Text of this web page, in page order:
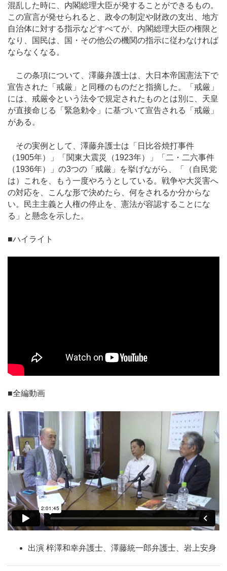
混乱した時に、内閣総理大臣が発することができるもの。
この宣言が発せられると、政令の制定や財政の支出、地方
自治体に対する指示などすべてが、内閣総理大臣の権限と
なり、国民は、国・その他公の機関の指示に従わなければ
ならなくなる。
この条項について、澤藤弁護士は、大日本帝国憲法下で
宣告された「戒厳」と同種のものだと指摘した。「戒厳」
には、戒厳令という法令で規定されたものとは別に、天皇
が直接命じる「緊急勅令」に基づいて宣告される「戒厳」
がある。
その実例として、澤藤弁護士は「日比谷焼打事件
（1905年）」「関東大震災（1923年）」「二・二六事件
（1936年）」の3つの「戒厳」を挙げながら、「（自民党
は）これを、もう一度やろうとしている。戦争や大災害へ
の対応を、こんな形で決めたら、何をされるか分からな
い。民主主義と人権の停止を、憲法が容認することにな
る」と懸念を示した。
■ハイライト
■全編動画
出演 梓澤和幸弁護士、澤藤統一郎弁護士、岩上安身